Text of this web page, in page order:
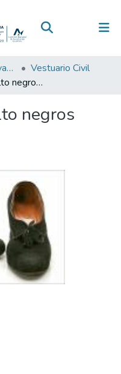
(current)
Fondo Centro de Conservación de Textiles
Vestuario Civil
Zapatos de taco alto negros (mujer)
negros